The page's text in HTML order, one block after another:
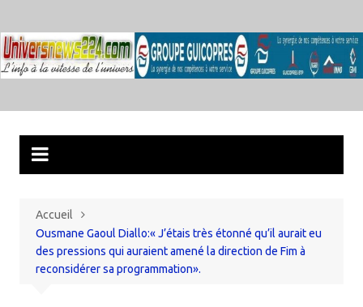
au
contenu
Accueil
Ousmane Gaoul Diallo:« J’étais très étonné qu’il aurait eu
des pressions qui auraient amené la direction de Fim à
reconsidérer sa programmation».